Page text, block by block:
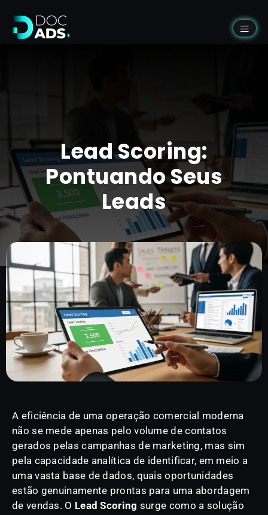
Lead Scoring:
Pontuando Seus
Leads
A eficiência de uma operação comercial moderna
não se mede apenas pelo volume de contatos
gerados pelas campanhas de marketing, mas sim
pela capacidade analítica de identificar, em meio a
uma vasta base de dados, quais oportunidades
estão genuinamente prontas para uma abordagem
de vendas. O Lead Scoring surge como a solução